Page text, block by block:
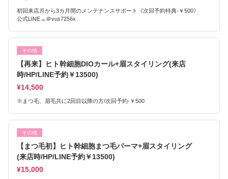
初回来店月から3カ月間のメンテナンスサポート《次回予約特典-￥500》
公式LINE→＠vus7256x
その他
【再来】ヒト幹細胞DIOカール+眉スタイリング(来店
時/HP/LINE予約￥13500)
¥14,500
※まつ毛、眉毛共に2回目以降の方/次回予約-￥500
その他
【まつ毛初】ヒト幹細胞まつ毛パーマ+眉スタイリング
(来店時/HP/LINE予約￥13500)
¥15,000